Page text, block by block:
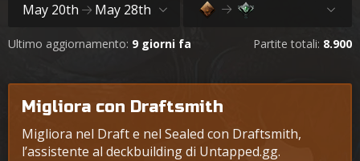
May 20th May 28th
Ultimo aggiornamento: 9 giorni fa Partite totali: 8.900
Migliora con Draftsmith
Migliora nel Draft e nel Sealed con Draftsmith,
l’assistente al deckbuilding di Untapped.gg.